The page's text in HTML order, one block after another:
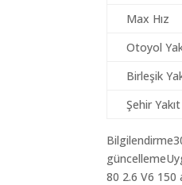
Max Hız
Otoyol
Birleşik
Şehir
80 2.6 V6 150